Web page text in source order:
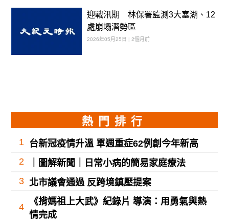
迎戰汛期 林保署監測3大塞湖、12
處崩塌潛勢區
2026年05月25日 | 2個月前
熱門排行
1 台新冠疫情升溫 單週重症62例創今年新高
2
｜圖解新聞｜日常小病的簡易家庭療法
3 北市議會通過 反跨境鎮壓提案
4
《揹媽祖上大武》紀錄片 導演：用勇氣與熱
情完成